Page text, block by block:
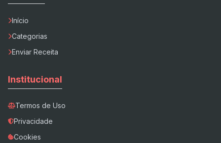
Início
Categorias
Enviar Receita
Institucional
Termos de Uso
Privacidade
Cookies